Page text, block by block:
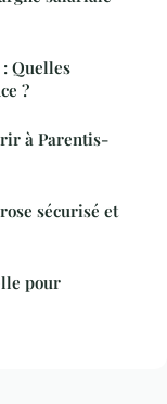
Quelles
?
à Parentis-
sécurisé et
pour